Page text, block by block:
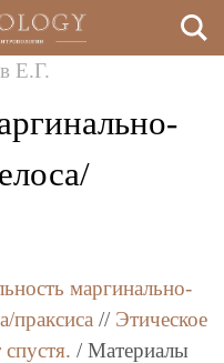
Е.Г.
маргинально-
праксиса // Этическое
спустя. / Материалы